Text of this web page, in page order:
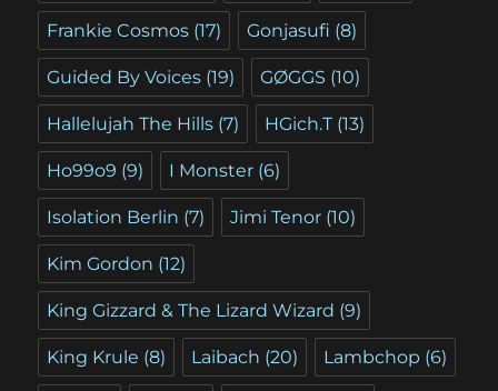
Frankie Cosmos (17) Gonjasufi (8)
Guided By Voices (19) GØGGS (10)
Hallelujah The Hills (7) HGich.T (13)
Ho99o9 (9) I Monster (6)
Isolation Berlin (7) Jimi Tenor (10)
Kim Gordon (12)
King Gizzard & The Lizard Wizard (9)
King Krule (8) Laibach (20) Lambchop (6)